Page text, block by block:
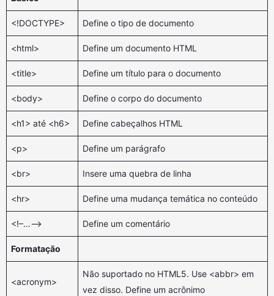
<!DOCTYPE> Define o tipo de documento
<html> Define um documento HTML
<title> Define um título para o documento
<body> Define o corpo do documento
<h1> até <h6> Define cabeçalhos HTML
<p> Define um parágrafo
<br> Insere uma quebra de linha
<hr> Define uma mudança temática no conteúdo
<!–…–> Define um comentário
Formatação
<acronym>
Não suportado no HTML5. Use <abbr> em
vez disso. Define um acrônimo